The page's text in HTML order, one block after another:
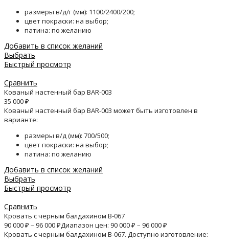
размеры в/д/г (мм): 1100/2400/200;
цвет покраски: на выбор;
патина: по желанию
Добавить в список желаний
Выбрать
Быстрый просмотр
Сравнить
Кованый настенный бар BAR-003
35 000₽
Кованый настенный бар BAR-003 может быть изготовлен в
варианте:
размеры в/д (мм): 700/500;
цвет покраски: на выбор;
патина: по желанию
Добавить в список желаний
Выбрать
Быстрый просмотр
Сравнить
Кровать с черным балдахином B-067
90 000₽ – 96 000₽Диапазон цен: 90 000 ₽ – 96 000 ₽
Кровать с черным балдахином B-067. Доступно изготовление: